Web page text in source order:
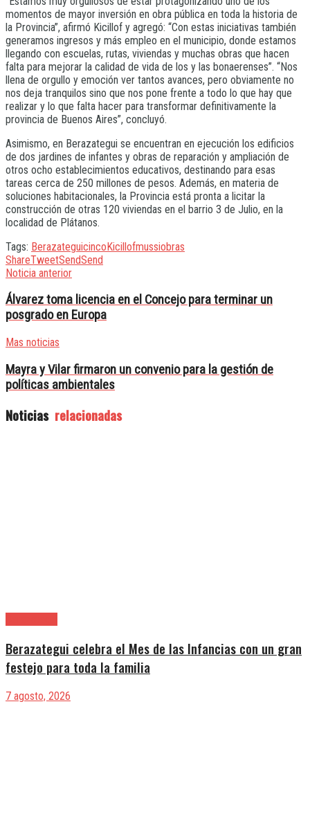
momentos de mayor inversión en obra pública en toda la historia de
la Provincia”, afirmó Kicillof y agregó: “Con estas iniciativas también
generamos ingresos y más empleo en el municipio, donde estamos
llegando con escuelas, rutas, viviendas y muchas obras que hacen
falta para mejorar la calidad de vida de los y las bonaerenses”. “Nos
llena de orgullo y emoción ver tantos avances, pero obviamente no
nos deja tranquilos sino que nos pone frente a todo lo que hay que
realizar y lo que falta hacer para transformar definitivamente la
provincia de Buenos Aires”, concluyó.
Asimismo, en Berazategui se encuentran en ejecución los edificios
de dos jardines de infantes y obras de reparación y ampliación de
otros ocho establecimientos educativos, destinando para esas
tareas cerca de 250 millones de pesos. Además, en materia de
soluciones habitacionales, la Provincia está pronta a licitar la
construcción de otras 120 viviendas en el barrio 3 de Julio, en la
localidad de Plátanos.
Tags: BerazateguicincoKicillofmussiobras
ShareTweetSendSend
Noticia anterior
Álvarez toma licencia en el Concejo para terminar un
posgrado en Europa
Mas noticias
Mayra y Vilar firmaron un convenio para la gestión de
políticas ambientales
Noticias relacionadas
Berazategui celebra el Mes de las Infancias con un gran
festejo para toda la familia
7 agosto, 2026